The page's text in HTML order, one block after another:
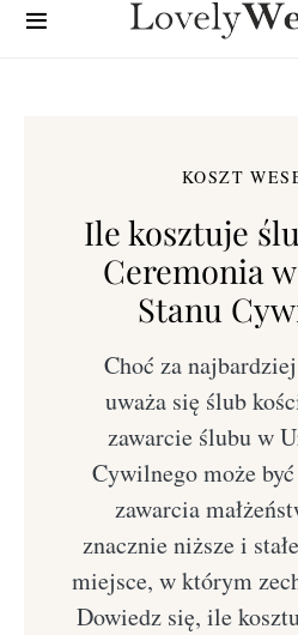
KOSZT
Ile kosztuje
Ceremonia
Stanu
Choć za
uważa się ślub
zawarcie ślubu w
Cywilnego może
zawarcia
znacznie niższe i
miejsce, w którym
Dowiedz się, ile